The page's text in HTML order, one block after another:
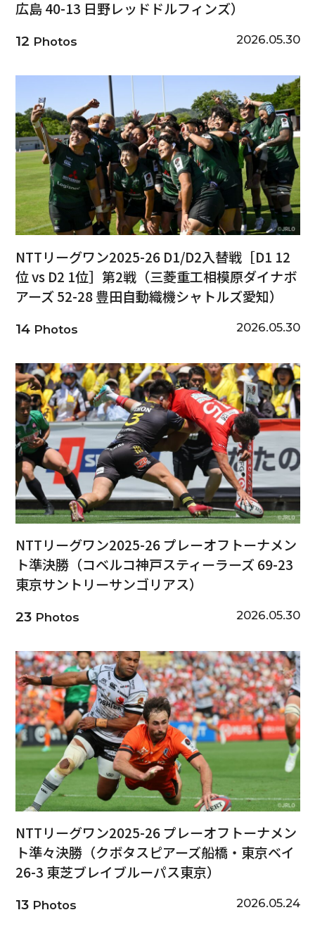
広島 40-13 日野レッドドルフィンズ）
12 Photos 2026.05.30
NTTリーグワン2025-26 D1/D2入替戦［D1 12
位 vs D2 1位］第2戦（三菱重工相模原ダイナボ
アーズ 52-28 豊田自動織機シャトルズ愛知）
14Photos 2026.05.30
NTTリーグワン2025-26 プレーオフトーナメン
ト準決勝（コベルコ神戸スティーラーズ 69-23
東京サントリーサンゴリアス）
23Photos 2026.05.30
NTTリーグワン2025-26 プレーオフトーナメン
ト準々決勝（クボタスピアーズ船橋・東京ベイ
26-3 東芝ブレイブルーパス東京）
13Photos 2026.05.24